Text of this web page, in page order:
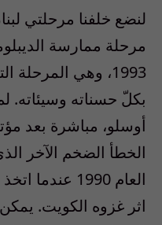
لنضع خلفنا مرحلتي
1993، وهي
بكلّ حسناته وسيئاته.
أوسلو، مباشرة بعد
الخطأ الضخم الآخر
العام 1990
اثر غزوه الكويت.